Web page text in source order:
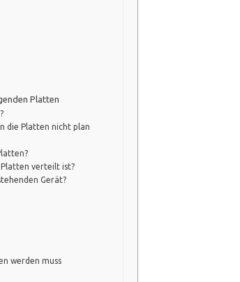
Platten
die Platten nicht plan
verteilt ist?
Gerät?
werden muss